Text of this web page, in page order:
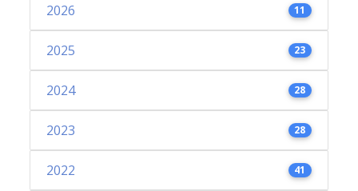
2026 11
2025 23
2024 28
2023 28
2022 41